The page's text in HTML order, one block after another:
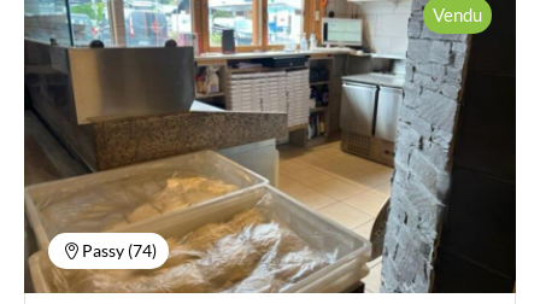
réunis. Ils possèdent un linéaire de vitrine
important, offrant une très bonne visibilité. Ils sont
composés chacun d'une réserve et de sanitaires. Ils
sont vendus avec une chaufferie, une cave et un
local accueillant la cuve à fuel. La chaudière fuel
assure le chauffage du magasin possédant la plus
petite surface. Le système de chauffage du magasin
possédant la plus grande surface est assuré par une
PAC air/air réversible. La production d'eau chaude
est assurée par deux ballons électriques
indépendants. Des travaux sont à prévoir. Loyers
additionnés attendus : 3.500 € Rentabilité brute :
8,4 % Nombre de lots : 46 Montant moyen de la
Passy (74)
Vendu